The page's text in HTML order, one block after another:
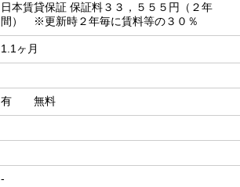
日本賃貸保証 保証料３３，５５５円（２年
間） ※更新時２年毎に賃料等の３０％
1.1ヶ月
有 無料
-